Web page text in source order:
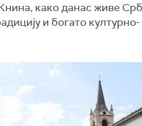
како данас живе
и богато културно-